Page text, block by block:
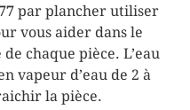
par plancher utiliser
vous aider dans le
chaque pièce. L’eau
vapeur d’eau de 2 à
la pièce.